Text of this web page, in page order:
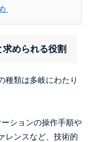
められる役割
種類は多岐にわたり
ションの操作手順や
レンスなど、技術的